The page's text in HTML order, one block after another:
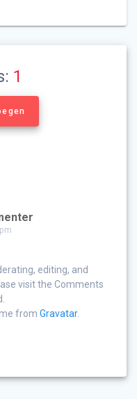
1
editing, and
visit the Comments
from Gravatar.